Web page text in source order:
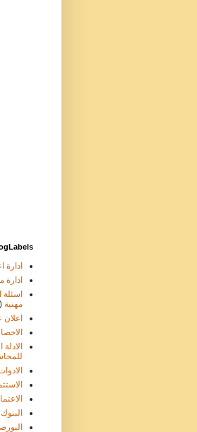
ادارة
ادارة
مهنية